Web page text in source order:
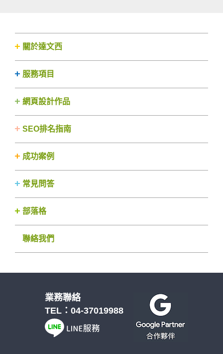
關於達文西
服務項目
網頁設計作品
SEO排名指南
成功案例
常見問答
部落格
聯絡我們
業務聯絡
TEL： 04-37019988